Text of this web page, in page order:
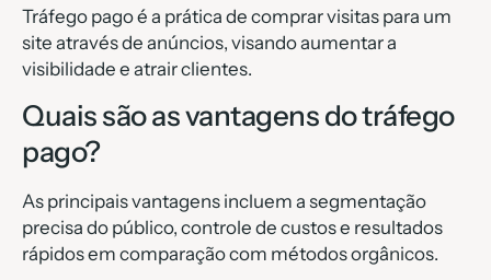
Tráfego pago é a prática de comprar visitas para um
site através de anúncios, visando aumentar a
visibilidade e atrair clientes.
Quais são as vantagens do tráfego
pago?
As principais vantagens incluem a segmentação
precisa do público, controle de custos e resultados
rápidos em comparação com métodos orgânicos.